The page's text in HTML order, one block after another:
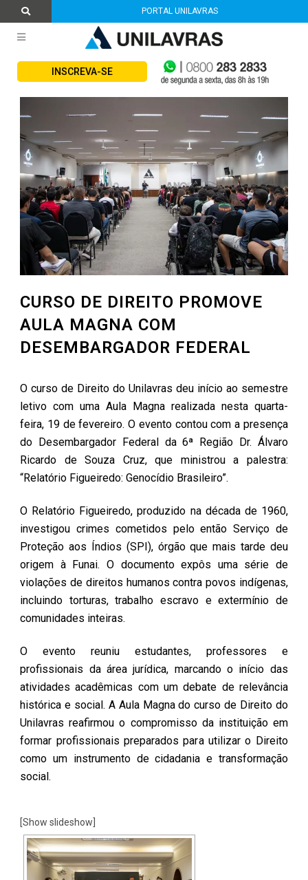
PORTAL UNILAVRAS
INSCREVA-SE
CURSO DE DIREITO PROMOVE
AULA MAGNA COM
DESEMBARGADOR FEDERAL
O curso de Direito do Unilavras deu início ao semestre
letivo com uma Aula Magna realizada nesta quarta-
feira, 19 de fevereiro. O evento contou com a presença
do Desembargador Federal da 6ª Região Dr. Álvaro
Ricardo de Souza Cruz, que ministrou a palestra:
“Relatório Figueiredo: Genocídio Brasileiro”.
O Relatório Figueiredo, produzido na década de 1960,
investigou crimes cometidos pelo então Serviço de
Proteção aos Índios (SPI), órgão que mais tarde deu
origem à Funai. O documento expôs uma série de
violações de direitos humanos contra povos indígenas,
incluindo torturas, trabalho escravo e extermínio de
comunidades inteiras.
O evento reuniu estudantes, professores e
profissionais da área jurídica, marcando o início das
atividades acadêmicas com um debate de relevância
histórica e social. A Aula Magna do curso de Direito do
Unilavras reafirmou o compromisso da instituição em
formar profissionais preparados para utilizar o Direito
como um instrumento de cidadania e transformação
social.
[Show slideshow]